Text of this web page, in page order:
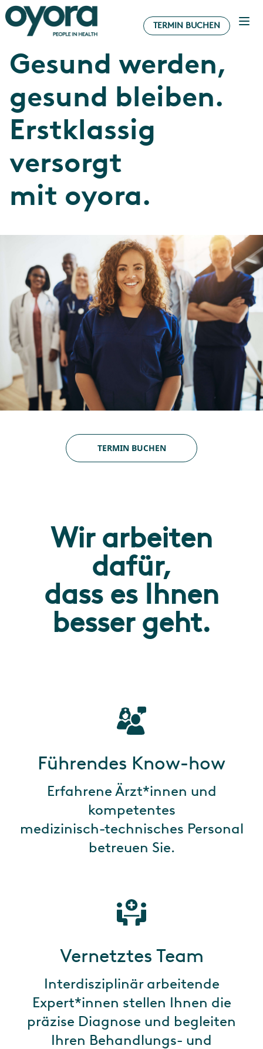
TERMIN BUCHEN
Gesund werden,
gesund bleiben.
Erstklassig
versorgt
mit oyora.
TERMIN BUCHEN
Wir arbeiten
dafür,
dass es Ihnen
besser geht.
Führendes Know-how
Erfahrene Ärzt*innen und
kompetentes
medizinisch-technisches Personal
betreuen Sie.
Vernetztes Team
Interdisziplinär arbeitende
Expert*innen stellen Ihnen die
präzise Diagnose und begleiten
Ihren Behandlungs- und